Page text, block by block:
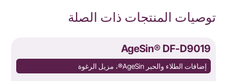
توصيات المنتجات ذات الصلة
AgeSin® DF-D9019
إضافات الطلاء والحبر AgeSin®، مزيل الرغوة